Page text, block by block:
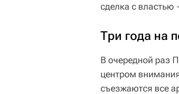
сделка с властью
Три года на
В очередной раз
центром
съезжаются все